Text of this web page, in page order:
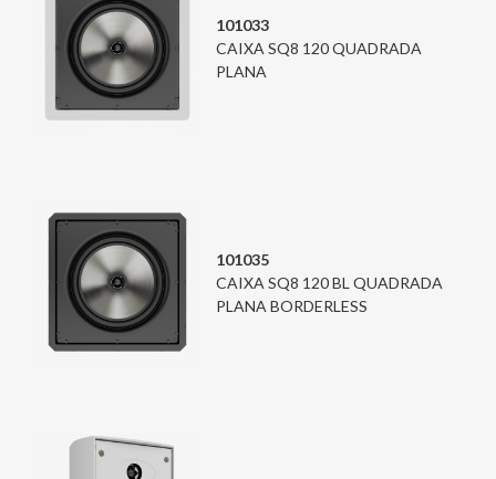
101033
CAIXA SQ8 120 QUADRADA
PLANA
101035
CAIXA SQ8 120 BL QUADRADA
PLANA BORDERLESS